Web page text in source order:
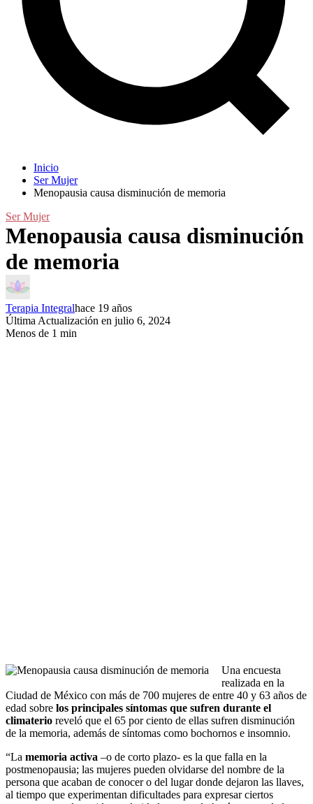
Inicio
Ser Mujer
Menopausia causa disminución de memoria
Ser Mujer
Menopausia causa disminución
de memoria
Terapia Integralhace 19 años
Última Actualización en julio 6, 2024
Menos de 1 min
Una encuesta
realizada en la
Ciudad de México con más de 700 mujeres de entre 40 y 63 años de
edad sobre los principales síntomas que sufren durante el
climaterio reveló que el 65 por ciento de ellas sufren disminución
de la memoria, además de síntomas como bochornos e insomnio.
“La memoria activa –o de corto plazo- es la que falla en la
postmenopausia; las mujeres pueden olvidarse del nombre de la
persona que acaban de conocer o del lugar donde dejaron las llaves,
al tiempo que experimentan dificultades para expresar ciertos